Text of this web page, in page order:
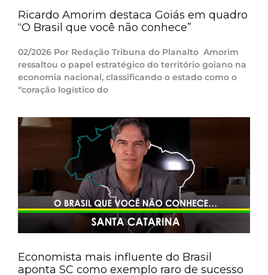
Ricardo Amorim destaca Goiás em quadro
“O Brasil que você não conhece”
02/2026 Por Redação Tribuna do Planalto Amorim
ressaltou o papel estratégico do território goiano na
economia nacional, classificando o estado como o
“coração logístico do
Economista mais influente do Brasil
aponta SC como exemplo raro de sucesso